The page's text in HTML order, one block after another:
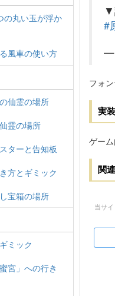
の丸い玉が浮か
風車の使い方
仙霊の場所
霊の場所
ターと告知板
方とギミック
宝箱の場所
ミック
宮」への行き
▼
#
—
フォ
実
ゲー
関
当サ